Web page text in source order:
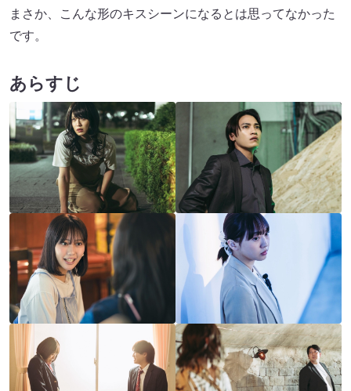
まさか、こんな形のキスシーンになるとは思ってなかった
です。
あらすじ